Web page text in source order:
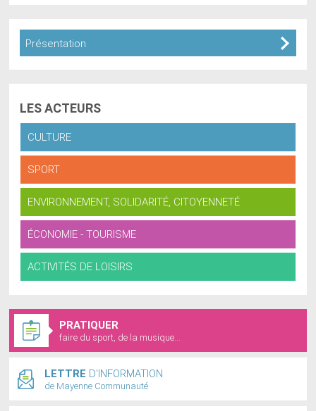
Présentation
LESACTEURS
CULTURE
SPORT
ENVIRONNEMENT, SOLIDARITÉ, CITOYENNETÉ
ÉCONOMIE - TOURISME
ACTIVITÉS DE LOISIRS
PRATIQUER
faire du sport, de la musique...
LETTRE D'INFORMATION
de Mayenne Communauté